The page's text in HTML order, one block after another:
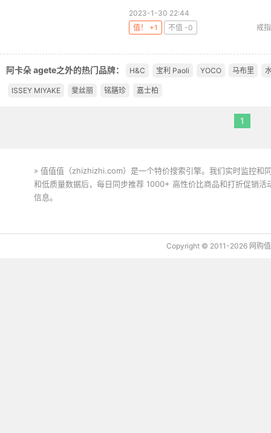
2023-1-30 22:44
值！ +1
不值 -0 戒指
阿卡朵 agete之外的热门品牌： H&C 宝利 Paoli YOCO 马布里
ISSEY MIYAKE 斐丝丽 铭膳珍 嘉士柏
1
» 值值值（zhizhizhi.com）是一个特价搜索引擎。我们实时监控和
和低质量数据后，每日同步推荐 1000+ 高性价比商品和打折促销
信息。
Copyright © 2011-2026 网购